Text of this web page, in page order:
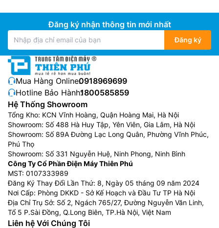
Đăng ký nhận thông tin mới nhất
Đăng ký
Mua Hàng Online:0918969699
Hotline Bảo Hành:1800585859
Hệ Thống Showroom
Tổng Kho: KCN Vĩnh Hoàng, Quận Hoàng Mai, Hà Nội
Showroom: Số 488 Hà Huy Tập, Yên Viên, Gia Lâm, Hà Nội
Showroom: Số 89A Đường Lạc Long Quân, Phường Vĩnh Phúc,
Phú Thọ
Showroom: Số 331 Nguyễn Huệ, Ninh Phong, Ninh Bình
Công Ty Cổ Phần Điện Máy Thiên Phú
MST: 0107333989
Đăng Ký Thay Đổi Lần Thứ: 8, Ngày 05 tháng 09 năm 2024
Nơi Cấp: Phòng DKKD - Sở Kế Hoạch và Đầu Tư TP Hà Nội
Địa Chỉ Trụ Sở: Số 2, Ngách 765/27, Đường Nguyễn Văn Linh,
Tổ 5 P.Sài Đồng, Q.Long Biên, TP.Hà Nội, Việt Nam
Liên hệ Với Chúng Tôi